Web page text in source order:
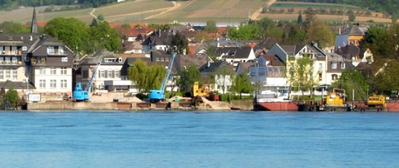
Kontakt Impressum Datenschutz Barrierefreiheit
TOURISMUS WIRTSCHAFTSFÖRDERUNG